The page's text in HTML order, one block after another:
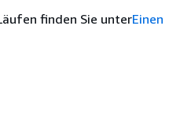
finden Sie unterEinen